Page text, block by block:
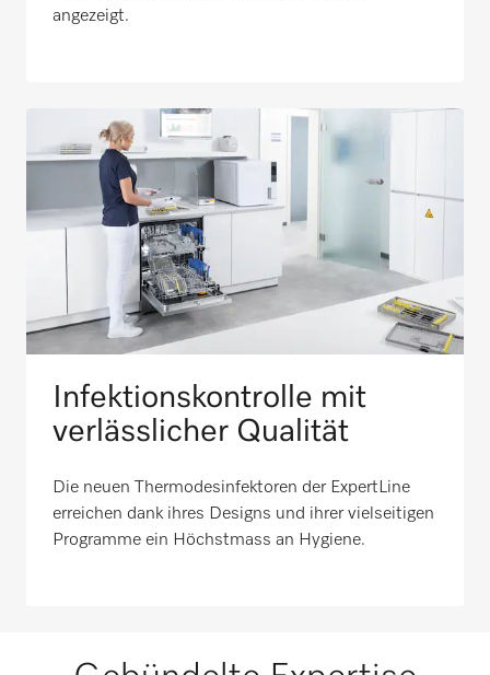
angezeigt.
Infektionskontrolle mit
verlässlicher Qualität
Die neuen Thermodesinfektoren der ExpertLine
erreichen dank ihres Designs und ihrer vielseitigen
Programme ein Höchstmass an Hygiene.